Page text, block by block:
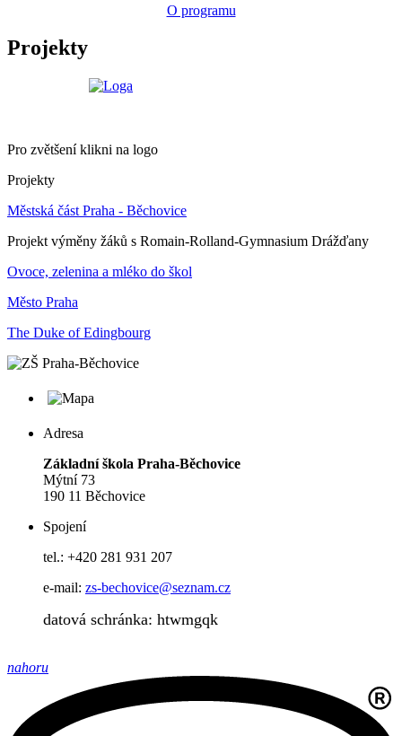
O programu
Projekty
Pro zvětšení klikni na logo
Projekty
Městská část Praha - Běchovice
Projekt výměny žáků s Romain-Rolland-Gymnasium Drážďany
Ovoce, zelenina a mléko do škol
Město Praha
The Duke of Edingbourg
Adresa
Základní škola Praha-Běchovice
Mýtní 73
190 11 Běchovice
Spojení
tel.: +420 281 931 207
e-mail: zs-bechovice@seznam.cz
datová schránka: htwmgqk
nahoru